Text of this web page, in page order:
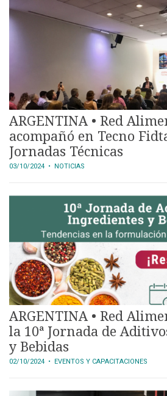
ARGENTINA • Red
acompañó en Tecno
Jornadas Técnicas
03/10/2024 • NOTICIAS
ARGENTINA • Red
la 10ª Jornada de
y Bebidas
02/10/2024 • EVENTOS Y CAPACITACIONES